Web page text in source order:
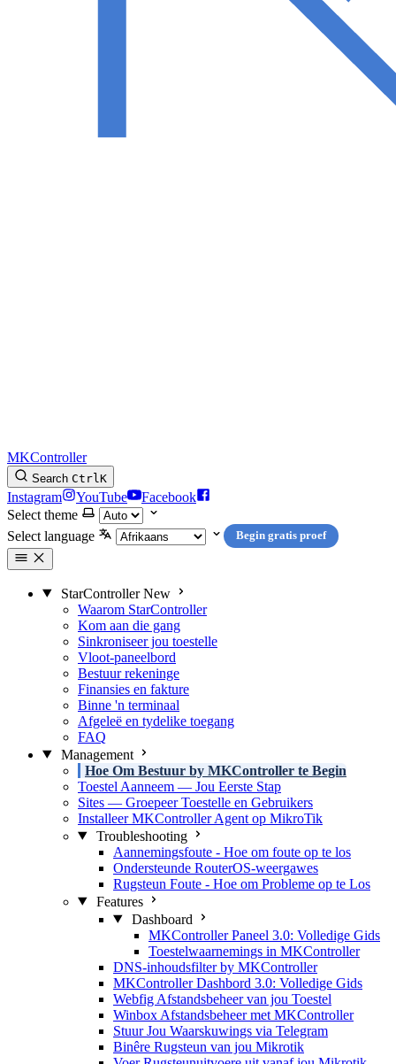
MKController
Search CtrlK
Instagram YouTube
Facebook
Select theme
Select language
Begin gratis proef
StarController New
Waarom StarController
Kom aan die gang
Sinkroniseer jou toestelle
Vloot-paneelbord
Bestuur rekeninge
Finansies en fakture
Binne 'n terminaal
Afgeleë en tydelike toegang
FAQ
Management
Hoe Om Bestuur by MKController te Begin
Toestel Aanneem — Jou Eerste Stap
Sites — Groepeer Toestelle en Gebruikers
Installeer MKController Agent op MikroTik
Troubleshooting
Aannemingsfoute - Hoe om foute op te los
Ondersteunde RouterOS-weergawes
Rugsteun Foute - Hoe om Probleme op te Los
Features
Dashboard
MKController Paneel 3.0: Volledige Gids
Toestelwaarnemings in MKController
DNS-inhoudsfilter by MKController
MKController Dashbord 3.0: Volledige Gids
Webfig Afstandsbeheer van jou Toestel
Winbox Afstandsbeheer met MKController
Stuur Jou Waarskuwings via Telegram
Binêre Rugsteun van jou Mikrotik